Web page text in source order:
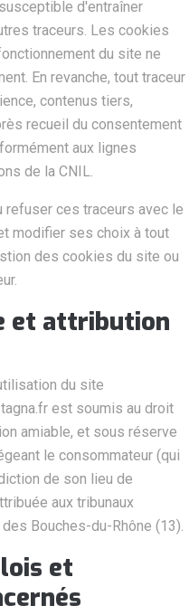
d'entraîner
traceurs. Les cookies
du site ne
En revanche, tout traceur
contenus tiers,
recueil du consentement
aux lignes
de la CNIL.
refuser ces traceurs avec le
modifier ses choix à tout
des cookies du site ou
et attribution
du site
est soumis au droit
amiable, et sous réserve
le consommateur (qui
de son lieu de
aux tribunaux
Bouches-du-Rhône (13).
et